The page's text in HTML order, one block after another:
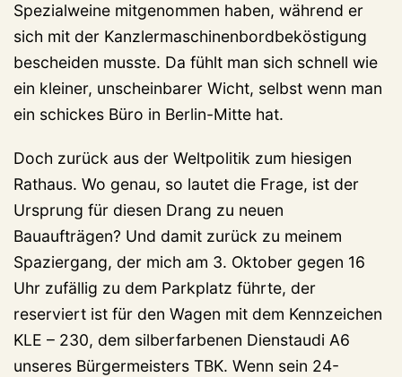
Spezialweine mitgenommen haben, während er
sich mit der Kanzlermaschinenbordbeköstigung
bescheiden musste. Da fühlt man sich schnell wie
ein kleiner, unscheinbarer Wicht, selbst wenn man
ein schickes Büro in Berlin-Mitte hat.
Doch zurück aus der Weltpolitik zum hiesigen
Rathaus. Wo genau, so lautet die Frage, ist der
Ursprung für diesen Drang zu neuen
Bauaufträgen? Und damit zurück zu meinem
Spaziergang, der mich am 3. Oktober gegen 16
Uhr zufällig zu dem Parkplatz führte, der
reserviert ist für den Wagen mit dem Kennzeichen
KLE – 230, dem silberfarbenen Dienstaudi A6
unseres Bürgermeisters TBK. Wenn sein 24-